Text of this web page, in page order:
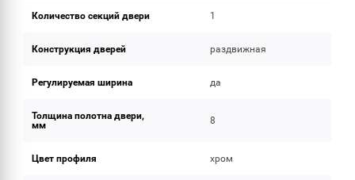
Количество секций двери 1
Конструкция дверей раздвижная
Регулируемая ширина да
Толщина полотна двери,
мм
8
Цвет профиля хром